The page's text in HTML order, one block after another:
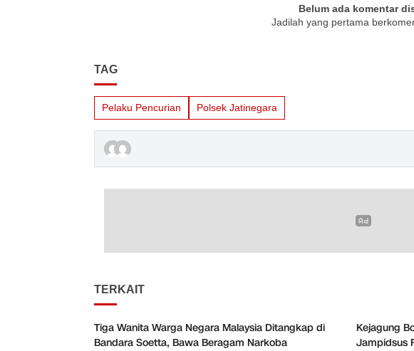
Belum ada komentar
Jadilah yang pertama
TAG
Pelaku Pencurian Polsek Jatinegara
TERKAIT
Tiga Wanita Warga Negara Malaysia Ditangkap di
Bandara Soetta, Bawa Beragam Narkoba
Kejagung
Jampidsus